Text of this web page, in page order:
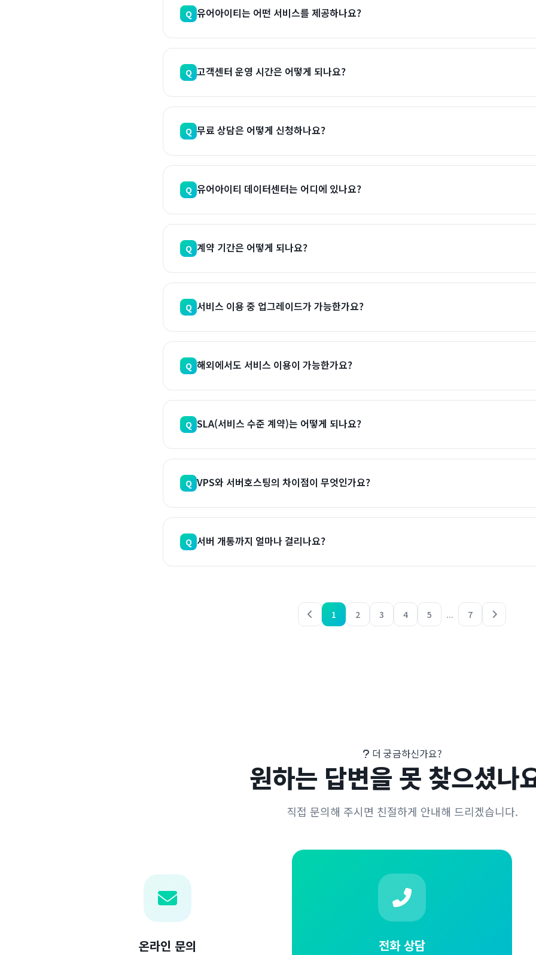
Q 유어아이티는 어떤 서비스를 제공하나요?
Q 고객센터 운영 시간은 어떻게 되나요?
Q 무료 상담은 어떻게 신청하나요?
Q 유어아이티 데이터센터는 어디에 있나요?
Q 계약 기간은 어떻게 되나요?
Q 서비스 이용 중 업그레이드가 가능한가요?
Q 해외에서도 서비스 이용이 가능한가요?
Q SLA(서비스 수준 계약)는 어떻게 되나요?
Q VPS와 서버호스팅의 차이점이 무엇인가요?
Q 서버 개통까지 얼마나 걸리나요?
1 2 3 4 5 ... 7
더 궁금하신가요?
원하는 답변을 못 찾으셨나
직접 문의해 주시면 친절하게 안내해 드리겠습니다.
온라인 문의 전화 상담